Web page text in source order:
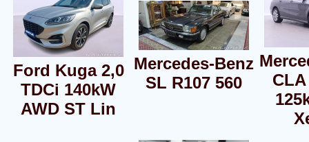
Ford Kuga 2,0
TDCi 140kW
AWD ST Lin
Mercedes-Benz
SL R107 560